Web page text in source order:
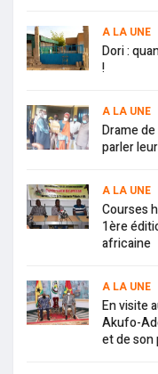
A LA UNE
Dori :
!
A LA UNE
Drame
parler
A LA UNE
Courses
1ère
africaine
A LA UNE
En visite
Akufo-
et de son